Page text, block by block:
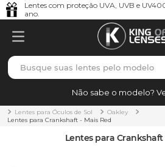
Lentes com proteção UVA, UVB e
ano.
Busque suas lentes pelo modelo
Não sabe o modelo?
Lentes para Óculos de Sol
Oakley
Lentes para Crankshaft - Mais Red
Lentes para Crankshaft
TERMOS MAIS BUSCADOS
1º borrachas
holbrook